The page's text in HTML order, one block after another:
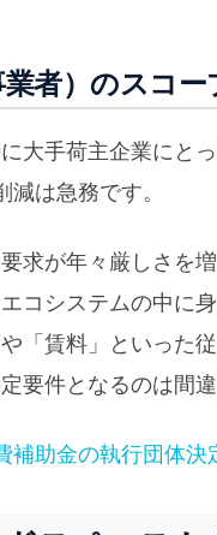
者）のスコ
大手荷主企業にと
は急務です。
求が年々厳しさを
コシステムの中に
「賃料」といった
要件となるのは間違
補助金の執行団体